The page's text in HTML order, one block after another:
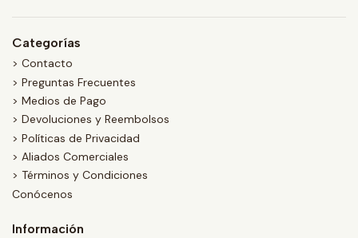
Categorías
> Contacto
> Preguntas Frecuentes
> Medios de Pago
> Devoluciones y Reembolsos
> Políticas de Privacidad
> Aliados Comerciales
> Términos y Condiciones
Conócenos
Información